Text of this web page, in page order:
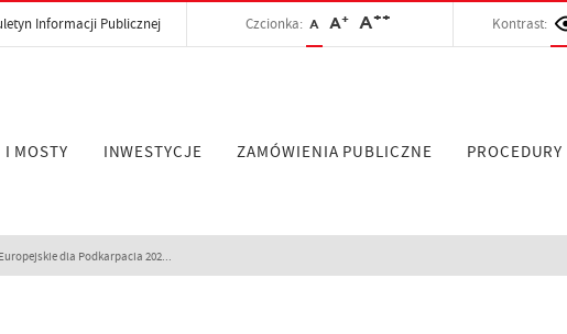
Informacji Publicznej Czcionka: A A+ A++ Kontrast:
I MOSTY INWESTYCJE ZAMÓWIENIA PUBLICZNE PROCEDURY
dla Podkarpacia 202...